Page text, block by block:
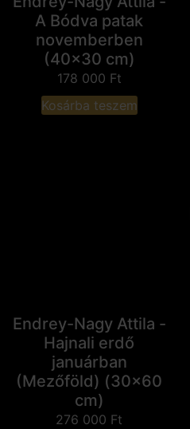
A Bódva patak
novemberben
(40x30 cm)
178 000 Ft
Kosárba teszem
Endrey-Nagy Attila -
Hajnali erdő
januárban
(Mezőföld) (30x60
cm)
276 000 Ft